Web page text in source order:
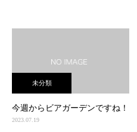
未分類
今週からビアガーデンですね！
2023.07.19